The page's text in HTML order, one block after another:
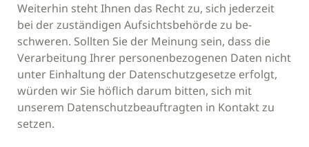
Weiterhin steht Ihnen das Recht zu, sich jederzeit
bei der zuständigen Aufsichtsbehörde zu be-
schweren. Sollten Sie der Meinung sein, dass die
Verarbeitung Ihrer personenbezogenen Daten nicht
unter Einhaltung der Datenschutzgesetze erfolgt,
würden wir Sie höflich darum bitten, sich mit
unserem Datenschutzbeauftragten in Kontakt zu
setzen.